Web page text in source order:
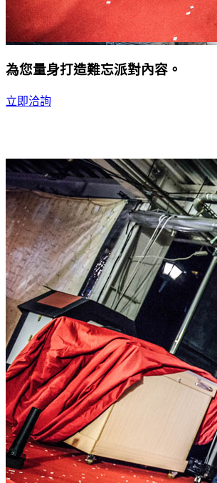
為您量身打造難忘派對內容。
立即洽詢